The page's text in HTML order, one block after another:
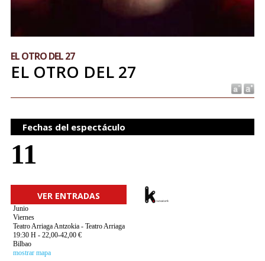
EL OTRO DEL 27
EL OTRO DEL 27
Fechas del espectáculo
11
VER ENTRADAS
Junio
Viernes
Teatro Arriaga Antzokia - Teatro Arriaga
19:30 H - 22,00-42,00 €
Bilbao
mostrar mapa